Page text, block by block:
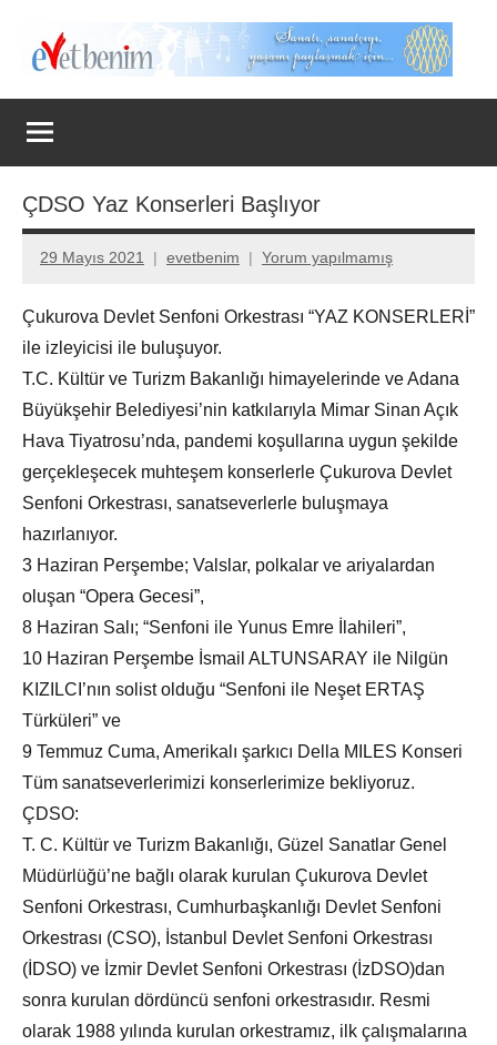
Evet
Benim
ÇDSO Yaz Konserleri Başlıyor
29 Mayıs 2021 evetbenim Yorum yapılmamış
Çukurova Devlet Senfoni Orkestrası “YAZ KONSERLERİ”
ile izleyicisi ile buluşuyor.
T.C. Kültür ve Turizm Bakanlığı himayelerinde ve Adana
Büyükşehir Belediyesi’nin katkılarıyla Mimar Sinan Açık
Hava Tiyatrosu’nda, pandemi koşullarına uygun şekilde
gerçekleşecek muhteşem konserlerle Çukurova Devlet
Senfoni Orkestrası, sanatseverlerle buluşmaya
hazırlanıyor.
3 Haziran Perşembe; Valslar, polkalar ve ariyalardan
oluşan “Opera Gecesi”,
8 Haziran Salı; “Senfoni ile Yunus Emre İlahileri”,
10 Haziran Perşembe İsmail ALTUNSARAY ile Nilgün
KIZILCI’nın solist olduğu “Senfoni ile Neşet ERTAŞ
Türküleri” ve
9 Temmuz Cuma, Amerikalı şarkıcı Della MILES Konseri
Tüm sanatseverlerimizi konserlerimize bekliyoruz.
ÇDSO:
T. C. Kültür ve Turizm Bakanlığı, Güzel Sanatlar Genel
Müdürlüğü’ne bağlı olarak kurulan Çukurova Devlet
Senfoni Orkestrası, Cumhurbaşkanlığı Devlet Senfoni
Orkestrası (CSO), İstanbul Devlet Senfoni Orkestrası
(İDSO) ve İzmir Devlet Senfoni Orkestrası (İzDSO)dan
sonra kurulan dördüncü senfoni orkestrasıdır. Resmi
olarak 1988 yılında kurulan orkestramız, ilk çalışmalarına